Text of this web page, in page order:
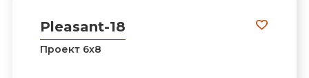
Pleasant-18
Проект 6х8